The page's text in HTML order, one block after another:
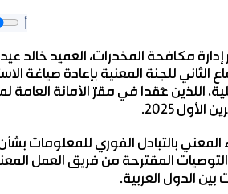
مكافحة المخدرات، العميد خالد
الثاني للجنة المعنية بإعادة صياغة
اللذين عُقدا في مقرّ الأمانة العامة
المعني بالتبادل الفوري للمعلومات
استعرض الفريق التوصيات المقترحة من فريق
بين الدول العربية.